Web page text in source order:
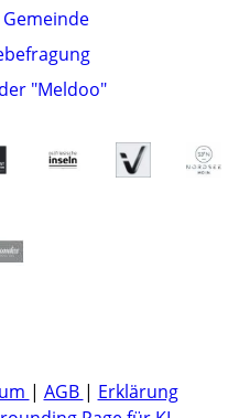
"Meldoo"
| AGB | Erklärung